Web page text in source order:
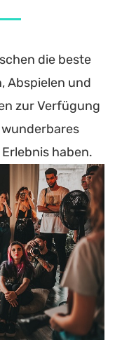
die beste
Abspielen und
zur Verfügung
haben.